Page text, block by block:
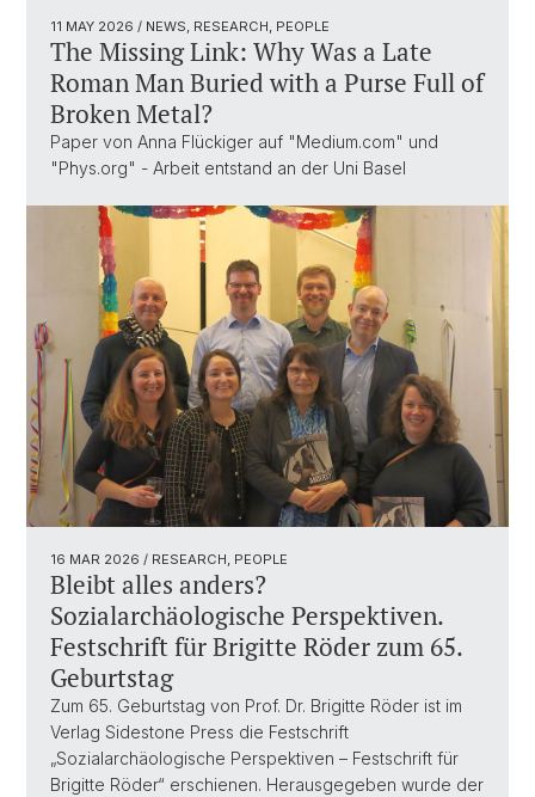
11 MAY 2026 / NEWS, RESEARCH, PEOPLE
The Missing Link: Why Was a Late
Roman Man Buried with a Purse Full of
Broken Metal?
Paper von Anna Flückiger auf "Medium.com" und
"Phys.org" - Arbeit entstand an der Uni Basel
16 MAR 2026 / RESEARCH, PEOPLE
Bleibt alles anders?
Sozialarchäologische Perspektiven.
Festschrift für Brigitte Röder zum 65.
Geburtstag
Zum 65. Geburtstag von Prof. Dr. Brigitte Röder ist im
Verlag Sidestone Press die Festschrift
„Sozialarchäologische Perspektiven – Festschrift für
Brigitte Röder“ erschienen. Herausgegeben wurde der